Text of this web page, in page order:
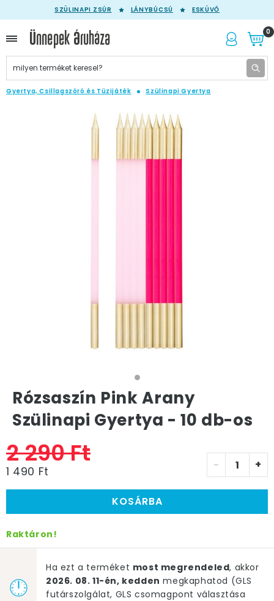
SZÜLINAPI ZSÚR LÁNYBÚCSÚ ESKÜVŐ
0
Gyertya, Csillagszóró és Tüzijáték Szülinapi Gyertya
Rózsaszín Pink Arany
Szülinapi Gyertya - 10 db-os
2 290 Ft
1 490 Ft - +
KOSÁRBA
Raktáron!
Ha ezt a terméket most megrendeled, akkor
2026. 08. 11-én, kedden megkaphatod (GLS
futárszolgálat, GLS csomagpont választása